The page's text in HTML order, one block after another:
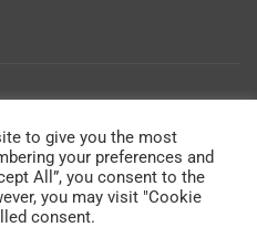
to give you the most
your preferences and
All”, you consent to the
you may visit "Cookie
consent.
sicherzustellen, dass Sie auf
Erfahrung machen. Wenn
gehen wir davon aus, dass